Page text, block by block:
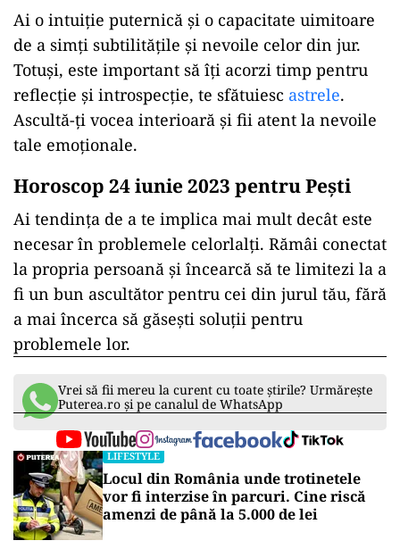
Ai o intuiție puternică și o capacitate uimitoare
de a simți subtilitățile și nevoile celor din jur.
Totuși, este important să îți acorzi timp pentru
reflecție și introspecție, te sfătuiesc astrele.
Ascultă-ți vocea interioară și fii atent la nevoile
tale emoționale.
Horoscop 24 iunie 2023 pentru Pești
Ai tendința de a te implica mai mult decât este
necesar în problemele celorlalți. Rămâi conectat
la propria persoană și încearcă să te limitezi la a
fi un bun ascultător pentru cei din jurul tău, fără
a mai încerca să găsești soluții pentru
problemele lor.
Vrei să fii mereu la curent cu toate știrile? Urmărește
Puterea.ro și pe canalul de WhatsApp
LIFESTYLE
Locul din România unde trotinetele
vor fi interzise în parcuri. Cine riscă
amenzi de până la 5.000 de lei